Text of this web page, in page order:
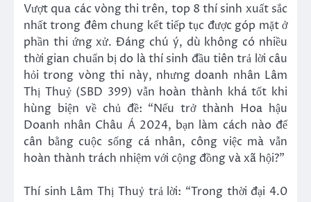
Vượt qua các vòng thi trên, top 8 thí sinh xuất sắc
nhất trong đêm chung kết tiếp tục được góp mặt ở
phần thi ứng xử. Đáng chú ý, dù không có nhiều
thời gian chuẩn bị do là thí sinh đầu tiên trả lời câu
hỏi trong vòng thi này, nhưng doanh nhân Lâm
Thị Thuỷ (SBD 399) vẫn hoàn thành khá tốt khi
hùng biện về chủ đề: “Nếu trở thành Hoa hậu
Doanh nhân Châu Á 2024, bạn làm cách nào để
cân bằng cuộc sống cá nhân, công việc mà vẫn
hoàn thành trách nhiệm với cộng đồng và xã hội?”
Thí sinh Lâm Thị Thuỷ trả lời: “Trong thời đại 4.0